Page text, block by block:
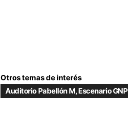
Otros temas de interés
Auditorio Pabellón M,Escenario